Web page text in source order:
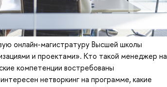
онлайн-магистратуру Высшей школы
и проектами». Кто такой менеджер на
компетенции востребованы
нетворкинг на программе, какие